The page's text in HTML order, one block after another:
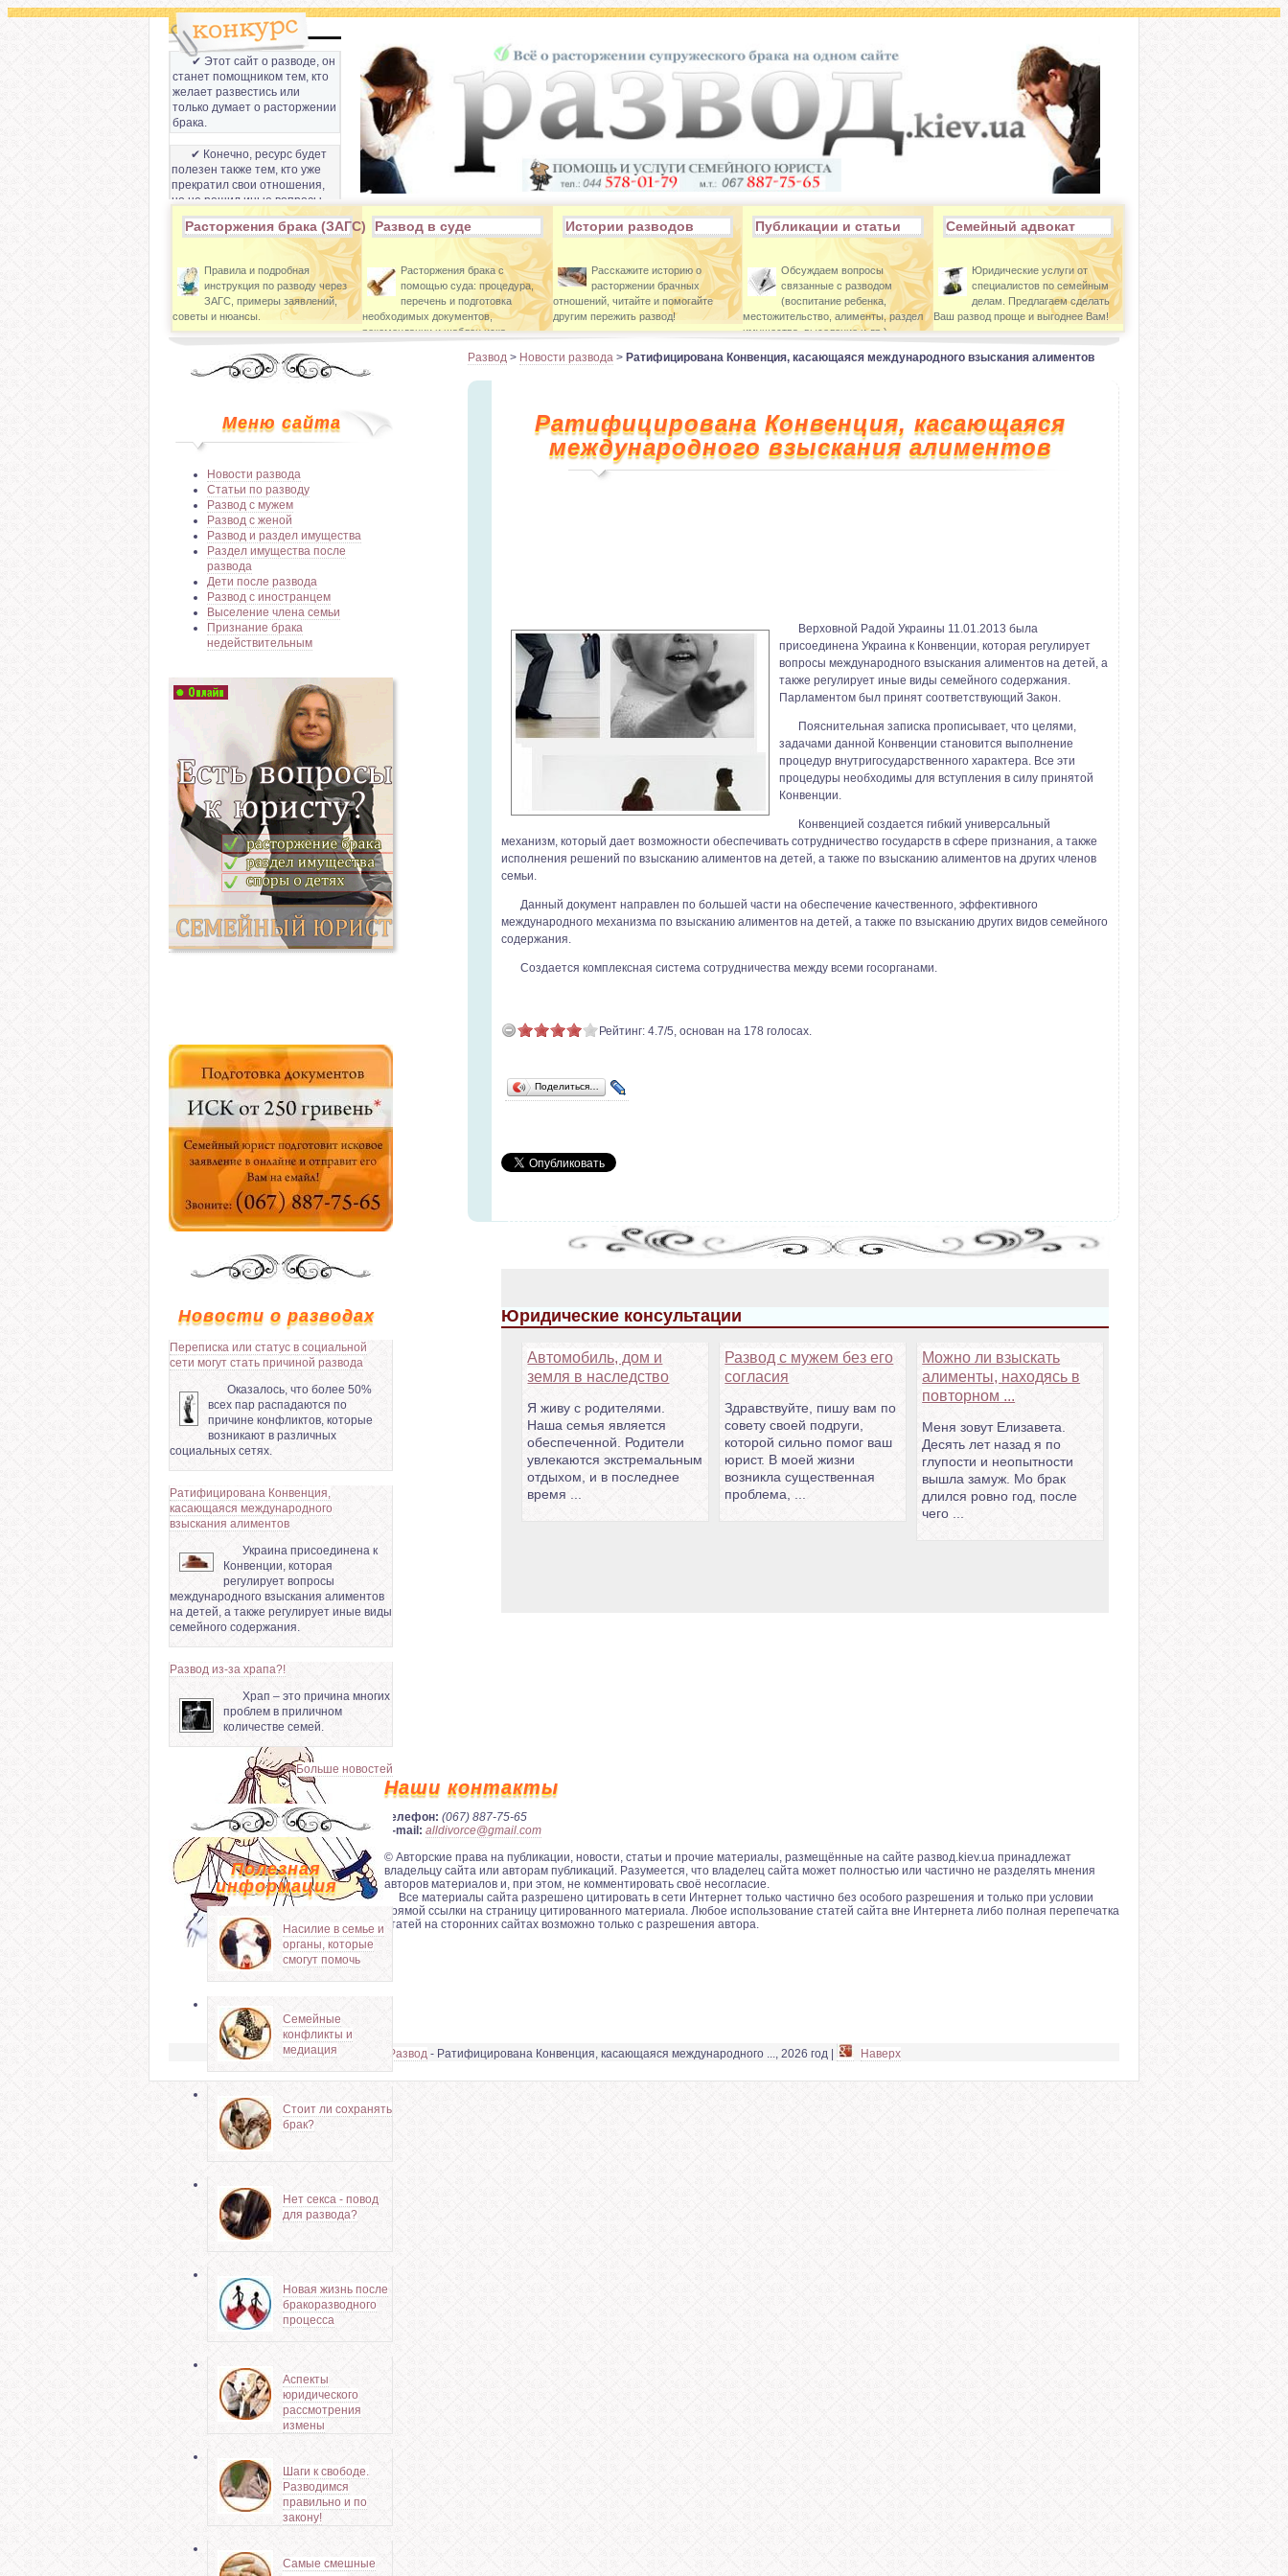
✔ Этот сайт о разводе, он
станет помощником тем, кто
желает развестись или
только думает о расторжении
брака.
✔ Конечно, ресурс будет
полезен также тем, кто уже
прекратил свои отношения,
но не решил иные вопросы,
которые связанны с разводом
супругов.
Расторжения брака (ЗАГС)
Правила и подробная
инструкция по разводу через
ЗАГС, примеры заявлений,
советы и нюансы.
Развод в суде
Расторжения брака с
помощью суда: процедура,
перечень и подготовка
необходимых документов,
рекомендации и шаблон иска.
Истории разводов
Расскажите историю о
расторжении брачных
отношений, читайте и помогайте
другим пережить развод!
Публикации и статьи
Обсуждаем вопросы
связанные с разводом
(воспитание ребенка,
местожительство, алименты, раздел
имущества, выселение и др.)
Семейный адвокат
Юридические услуги от
специалистов по семейным
делам. Предлагаем сделать
Ваш развод проще и выгоднее Вам!
Меню сайта
Новости развода
Статьи по разводу
Развод с мужем
Развод с женой
Развод и раздел имущества
Раздел имущества после
развода
Дети после развода
Развод с иностранцем
Выселение члена семьи
Признание брака
недействительным
Новости о разводах
Переписка или статус в социальной
сети могут стать причиной развода
Оказалось, что более 50%
всех пар распадаются по
причине конфликтов, которые
возникают в различных
социальных сетях.
Ратифицирована Конвенция,
касающаяся международного
взыскания алиментов
Украина присоединена к
Конвенции, которая
регулирует вопросы
международного взыскания алиментов
на детей, а также регулирует иные виды
семейного содержания.
Развод из-за храпа?!
Храп – это причина многих
проблем в приличном
количестве семей.
Больше новостей
Полезная
информация
Насилие в семье и
органы, которые
смогут помочь
Семейные
конфликты и
медиация
Стоит ли сохранять
брак?
Нет секса - повод
для развода?
Новая жизнь после
бракоразводного
процесса
Аспекты
юридического
рассмотрения
измены
Шаги к свободе.
Разводимся
правильно и по
закону!
Самые смешные
Развод > Новости развода > Ратифицирована Конвенция, касающаяся международного взыскания алиментов
Ратифицирована Конвенция, касающаяся
международного взыскания алиментов
Верховной Радой Украины 11.01.2013 была
присоединена Украина к Конвенции, которая регулирует
вопросы международного взыскания алиментов на детей, а
также регулирует иные виды семейного содержания.
Парламентом был принят соответствующий Закон.
Пояснительная записка прописывает, что целями,
задачами данной Конвенции становится выполнение
процедур внутригосударственного характера. Все эти
процедуры необходимы для вступления в силу принятой
Конвенции.
Конвенцией создается гибкий универсальный
механизм, который дает возможности обеспечивать сотрудничество государств в сфере признания, а также
исполнения решений по взысканию алиментов на детей, а также по взысканию алиментов на других членов
семьи.
Данный документ направлен по большей части на обеспечение качественного, эффективного
международного механизма по взысканию алиментов на детей, а также по взысканию других видов семейного
содержания.
Создается комплексная система сотрудничества между всеми госорганами.
Рейтинг: 4.7/5, основан на 178 голосах.
Поделиться…
Юридические консультации
Можно ли взыскать
алименты, находясь в
повторном ...
Меня зовут Елизавета.
Десять лет назад я по
глупости и неопытности
вышла замуж. Мо брак
длился ровно год, после
чего ...
Развод с мужем без его
согласия
Здравствуйте, пишу вам по
совету своей подруги,
которой сильно помог ваш
юрист. В моей жизни
возникла существенная
проблема, ...
Автомобиль, дом и
земля в наследство
Я живу с родителями.
Наша семья является
обеспеченной. Родители
увлекаются экстремальным
отдыхом, и в последнее
время ...
Наши контакты
Телефон: (067) 887-75-65
E-mail: alldivorce@gmail.com
© Авторские права на публикации, новости, статьи и прочие материалы, размещённые на сайте развод.kiev.ua принадлежат
владельцу сайта или авторам публикаций. Разумеется, что владелец сайта может полностью или частично не разделять мнения
авторов материалов и, при этом, не комментировать своё несогласие.
Все материалы сайта разрешено цитировать в сети Интернет только частично без особого разрешения и только при условии
прямой ссылки на страницу цитированного материала. Любое использование статей сайта вне Интернета либо полная перепечатка
статей на сторонних сайтах возможно только с разрешения автора.
Развод- Ратифицирована Конвенция, касающаяся международного ..., 2026 год | Наверх